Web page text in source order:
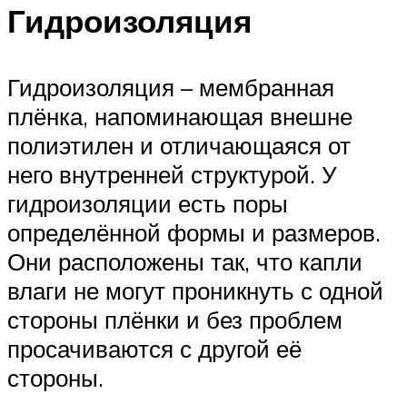
Гидроизоляция
Гидроизоляция – мембранная
плёнка, напоминающая внешне
полиэтилен и отличающаяся от
него внутренней структурой. У
гидроизоляции есть поры
определённой формы и размеров.
Они расположены так, что капли
влаги не могут проникнуть с одной
стороны плёнки и без проблем
просачиваются с другой её
стороны.